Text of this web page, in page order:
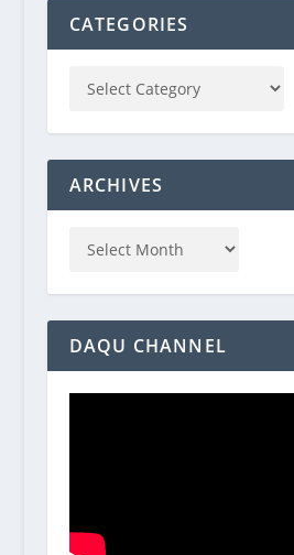
CATEGORIES
ARCHIVES
DAQU CHANNEL